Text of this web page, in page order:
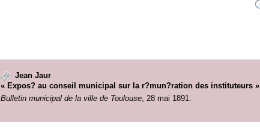
Jean Jaur
« Expos? au conseil municipal sur la r?mun?ration des instituteurs »
Bulletin municipal de la ville de Toulouse, 28 mai 1891.